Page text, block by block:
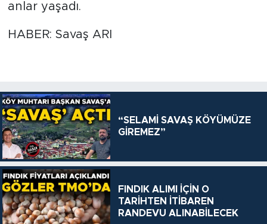
anlar yaşadı.
HABER: Savaş ARI
“SELAMİ SAVAŞ KÖYÜMÜZE
GİREMEZ”
FINDIK ALIMI İÇİN O
TARİHTEN İTİBAREN
RANDEVU ALINABİLECEK